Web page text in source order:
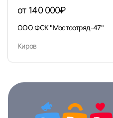
от 140 000₽
ООО ФСК "Мостоотряд-47"
Киров